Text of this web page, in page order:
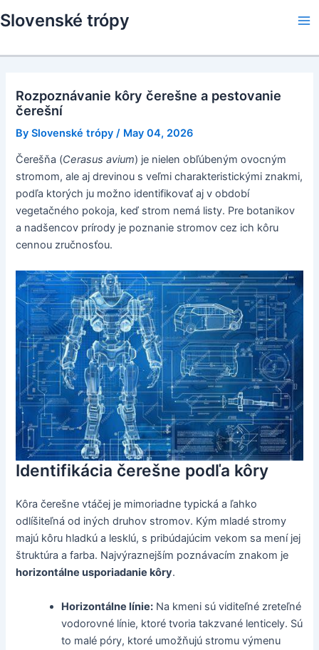
to
Slovenské trópy
Rozpoznávanie kôry čerešne a pestovanie
čerešní
BySlovenské trópy / May 04, 2026
Čerešňa (Cerasus avium) je nielen obľúbeným ovocným
stromom, ale aj drevinou s veľmi charakteristickými znakmi,
podľa ktorých ju možno identifikovať aj v období
vegetačného pokoja, keď strom nemá listy. Pre botanikov
a nadšencov prírody je poznanie stromov cez ich kôru
cennou zručnosťou.
Identifikácia čerešne podľa kôry
Kôra čerešne vtáčej je mimoriadne typická a ľahko
odlíšiteľná od iných druhov stromov. Kým mladé stromy
majú kôru hladkú a lesklú, s pribúdajúcim vekom sa mení jej
štruktúra a farba. Najvýraznejším poznávacím znakom je
horizontálne usporiadanie kôry.
Horizontálne línie: Na kmeni sú viditeľné zreteľné
vodorovné línie, ktoré tvoria takzvané lenticely. Sú
to malé póry, ktoré umožňujú stromu výmenu